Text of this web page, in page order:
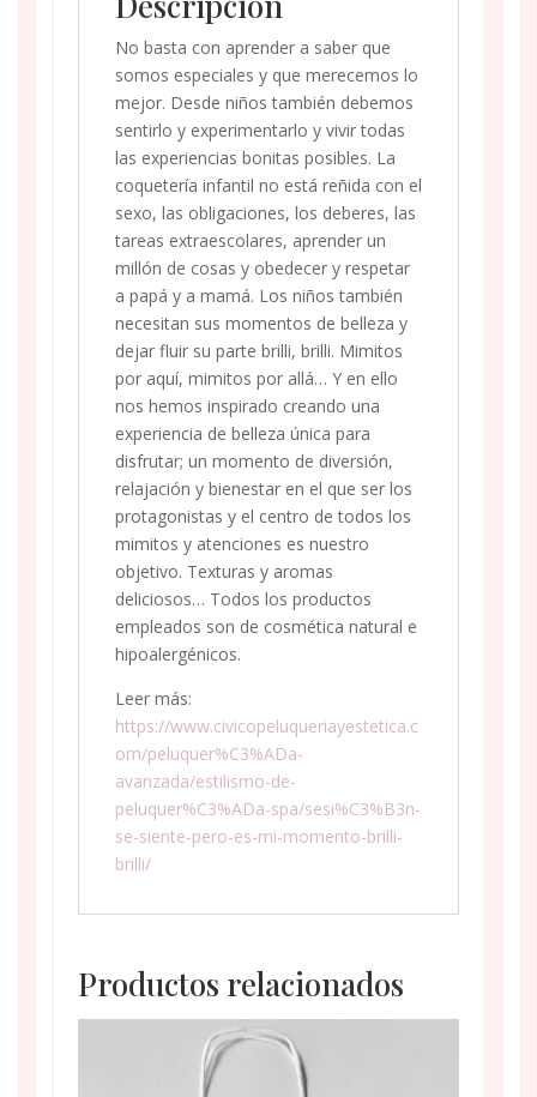
No basta con aprender a saber que
somos especiales y que merecemos lo
mejor. Desde niños también debemos
sentirlo y experimentarlo y vivir todas
las experiencias bonitas posibles. La
coquetería infantil no está reñida con el
sexo, las obligaciones, los deberes, las
tareas extraescolares, aprender un
millón de cosas y obedecer y respetar
a papá y a mamá. Los niños también
necesitan sus momentos de belleza y
dejar fluir su parte brilli, brilli. Mimitos
por aquí, mimitos por allá… Y en ello
nos hemos inspirado creando una
experiencia de belleza única para
disfrutar; un momento de diversión,
relajación y bienestar en el que ser los
protagonistas y el centro de todos los
mimitos y atenciones es nuestro
objetivo. Texturas y aromas
deliciosos… Todos los productos
empleados son de cosmética natural e
hipoalergénicos.
Leer más:
https://www.civicopeluqueriayestetica.c
om/peluquer%C3%ADa-
avanzada/estilismo-de-
peluquer%C3%ADa-spa/sesi%C3%B3n-
se-siente-pero-es-mi-momento-brilli-
brilli/
Productos relacionados